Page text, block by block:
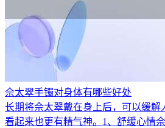
佘太翠手镯对身体有哪些好处
长期将佘太翠戴在身上后，可以缓
看起来也更有精气神。1、舒缓心情